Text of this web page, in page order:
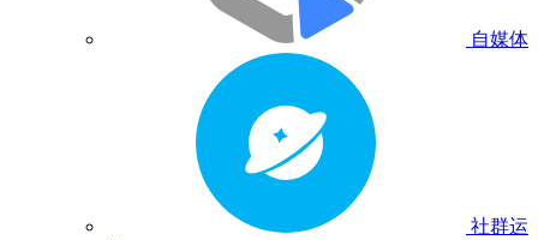
自媒体
社群运